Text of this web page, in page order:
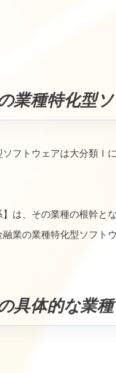
業種特化型
フトウェアは大分類Ⅰ
は、その業種の根幹と
業の業種特化型ソフト
具体的な業